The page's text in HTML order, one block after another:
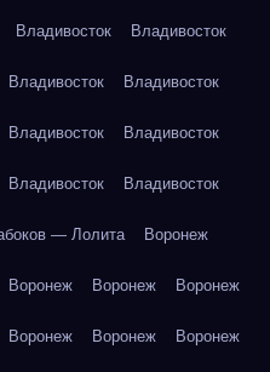
Владивосток Владивосток
Владивосток Владивосток
Владивосток Владивосток
Владивосток Владивосток
— Лолита Воронеж
Воронеж Воронеж Воронеж
Воронеж Воронеж Воронеж